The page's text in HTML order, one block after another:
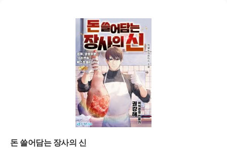
돈 쓸어담는 장사의 신